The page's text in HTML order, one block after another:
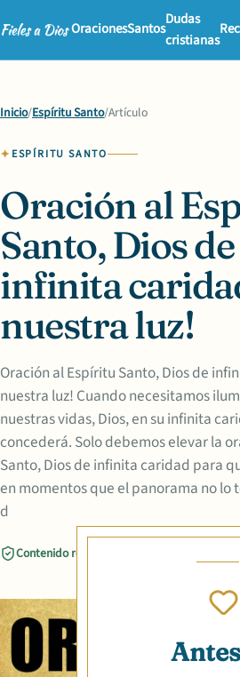
OracionesSantos
Dudas
cristianas
Inicio/Espíritu Santo/Artículo
ESPÍRITU SANTO
Oración al
Santo, Dios de
infinita
nuestra luz!
Oración al Espíritu Santo, Dios de
nuestra luz! Cuando necesitamos
nuestras vidas, Dios, en su infinita
concederá. Solo debemos elevar la
Santo, Dios de infinita caridad para
en momentos que el panorama no lo
d
Contenido revisado